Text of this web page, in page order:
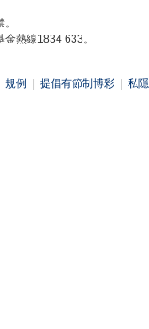
熱線1834 633。
規例 提倡有節制博彩 私